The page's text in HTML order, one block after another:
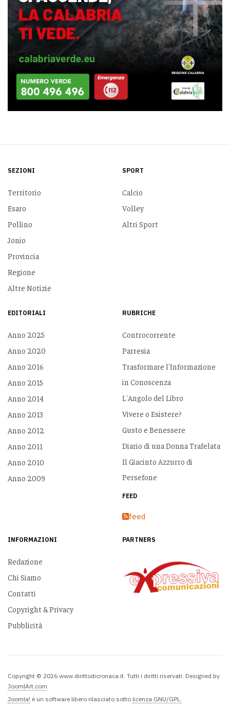
SEZIONI
Territorio
Esaro
Pollino
Jonio
Provincia
Regione
Altre Notizie
SPORT
Calcio
Volley
Altri Sport
EDITORIALI
Anno 2025
Anno 2020
Anno 2016
Anno 2015
Anno 2014
Anno 2013
Anno 2012
Anno 2011
Anno 2010
Anno 2009
RUBRICHE
Controcorrente
Parresia
Trasformare l'Informazione
in Conoscenza
L'Angolo del Libro
Vivere o Esistere?
Gusto e Benessere
Diario di una Donna Trafelata
Il Giacinto Azzurro di
Persefone
FEED
feed
INFORMAZIONI
Redazione
Chi Siamo
Contatti
Copyright & Privacy
Pubblicità
PARTNERS
Copyright © 2026 www.dirittodicronaca.it. Tutti i diritti riservati. Designed by
JoomlArt.com.
Joomla! è un software libero rilasciato sotto licenza GNU/GPL.